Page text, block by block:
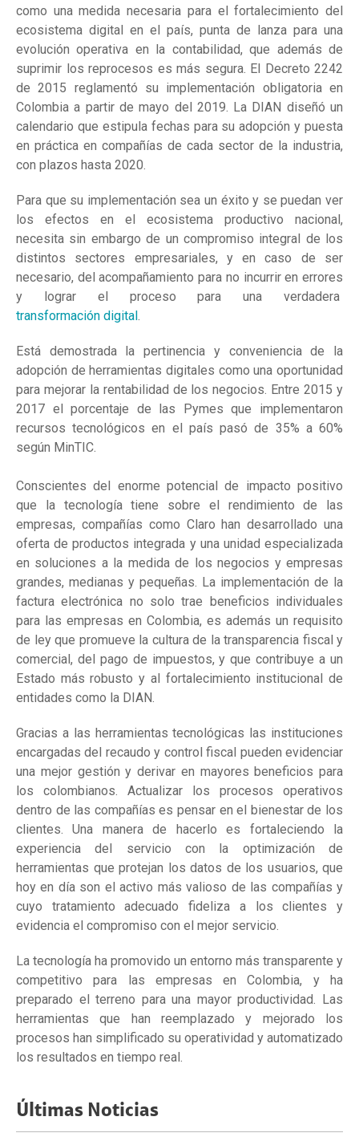
como una medida necesaria para el fortalecimiento del
ecosistema digital en el país, punta de lanza para una
evolución operativa en la contabilidad, que además de
suprimir los reprocesos es más segura. El Decreto 2242
de 2015 reglamentó su implementación obligatoria en
Colombia a partir de mayo del 2019. La DIAN diseñó un
calendario que estipula fechas para su adopción y puesta
en práctica en compañías de cada sector de la industria,
con plazos hasta 2020.
Para que su implementación sea un éxito y se puedan ver
los efectos en el ecosistema productivo nacional,
necesita sin embargo de un compromiso integral de los
distintos sectores empresariales, y en caso de ser
necesario, del acompañamiento para no incurrir en errores
y lograr el proceso para una verdadera
transformación digital
Está demostrada la pertinencia y conveniencia de la
adopción de herramientas digitales como una oportunidad
para mejorar la rentabilidad de los negocios. Entre 2015 y
2017 el porcentaje de las Pymes que implementaron
recursos tecnológicos en el país pasó de 35% a 60%
según MinTIC.
Conscientes del enorme potencial de impacto positivo
que la tecnología tiene sobre el rendimiento de las
empresas, compañías como Claro han desarrollado una
oferta de productos integrada y una unidad especializada
en soluciones a la medida de los negocios y empresas
grandes, medianas y pequeñas. La implementación de la
factura electrónica no solo trae beneficios individuales
para las empresas en Colombia, es además un requisito
de ley que promueve la cultura de la transparencia fiscal y
comercial, del pago de impuestos, y que contribuye a un
Estado más robusto y al fortalecimiento institucional de
entidades como la DIAN.
Gracias a las herramientas tecnológicas las instituciones
encargadas del recaudo y control fiscal pueden evidenciar
una mejor gestión y derivar en mayores beneficios para
los colombianos. Actualizar los procesos operativos
dentro de las compañías es pensar en el bienestar de los
clientes. Una manera de hacerlo es fortaleciendo la
experiencia del servicio con la optimización de
herramientas que protejan los datos de los usuarios, que
hoy en día son el activo más valioso de las compañías y
cuyo tratamiento adecuado fideliza a los clientes y
evidencia el compromiso con el mejor servicio.
La tecnología ha promovido un entorno más transparente y
competitivo para las empresas en Colombia, y ha
preparado el terreno para una mayor productividad. Las
herramientas que han reemplazado y mejorado los
procesos han simplificado su operatividad y automatizado
los resultados en tiempo real.
Últimas Noticias